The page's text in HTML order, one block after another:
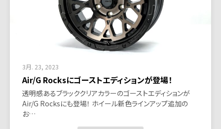
3月. 23, 2023
Air/G Rocksにゴーストエディションが登場！
透明感あるブラッククリアカラーのゴーストエディションが
Air/G Rocksにも登場！ ホイール新色ラインアップ追加の
お…